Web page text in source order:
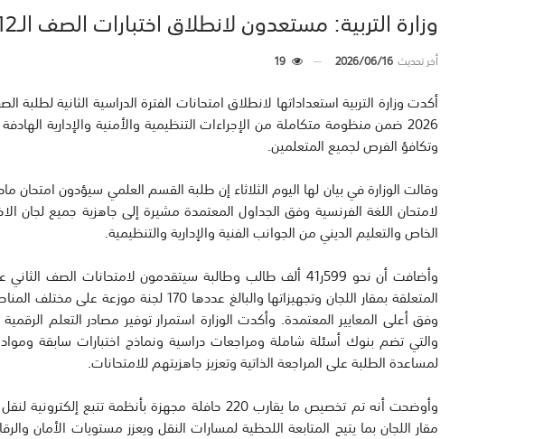
وزارة التربية: مستعدون لانطلاق اختبارات الصف الـ12.. غداً
أخر تحديث2026/06/16
19
2026 ضمن منظومة متكاملة من الإجراءات التنظيمية والأمنية والإدارية
وتكافؤ الفرص لجميع المتعلمين.
وقالت الوزارة في بيان لها اليوم الثلاثاء إن طلبة القسم العلمي سيؤدون امتحان
لامتحان اللغة الفرنسية وفق الجداول المعتمدة مشيرة إلى جاهزية جميع لجان
الخاص والتعليم الديني من الجوانب الفنية والإدارية والتنظيمية.
وأضافت أن نحو 599ر41 ألف طالب وطالبة سيتقدمون لامتحانات
المتعلقة بمقار اللجان وتجهيزاتها والبالغ
وفق أعلى المعايير المعتمدة. وأكدت الوزارة استمرار توفير مصادر التعلم الرقمية
والتي تضم بنوك أسئلة شاملة ومراجعات دراسية ونماذج اختبارات سابقة ومواد
لمساعدة الطلبة على المراجعة الذاتية وتعزيز جاهزيتهم للامتحانات.
وأوضحت أنه تم تخصيص ما يقارب 220 حافلة مجهزة بأنظمة
مقار اللجان بما يتيح المتابعة اللحظية لمسارات النقل ويعزز مستويات الأمان